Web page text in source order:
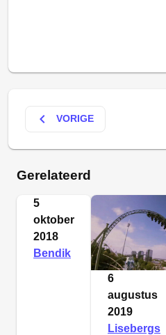
keyboard_arrow_left VORIGE
Gerelateerd
5
oktober
2018
Bendik
6
augustus
2019
Lisebergs